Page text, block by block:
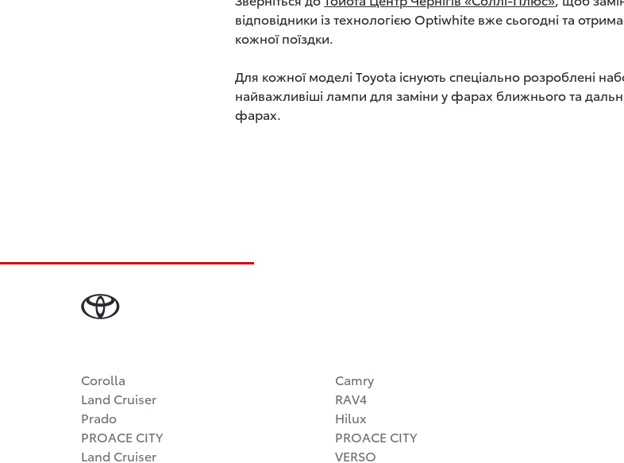
відповідники із технологією Optiwhite вже сьогодні та
кожної поїздки.
Для кожної моделі Toyota існують спеціально розроблені
найважливіші лампи для заміни у фарах ближнього та
фарах.
Corolla
Land Cruiser
Prado
PROACE CITY
Land Cruiser
Camry
RAV4
Hilux
PROACE CITY
VERSO